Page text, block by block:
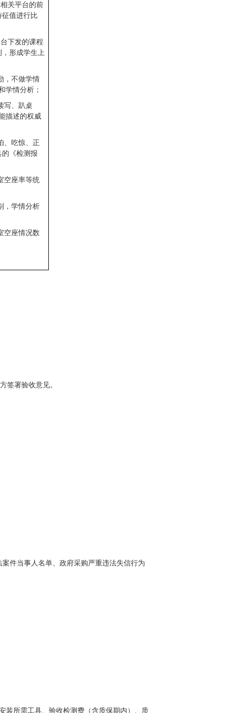
关平台的前
值进行比
下发的课程
形成学生上
，不做学情
学情分析；
写、趴桌
描述的权威
、吃惊、正
《检测报
空座率等统
，学情分析
空座情况数
签署验收意见。
案件当事人名单、政府采购严重违法失信行为
装所需工具、验收检测费（含质保期内）、质